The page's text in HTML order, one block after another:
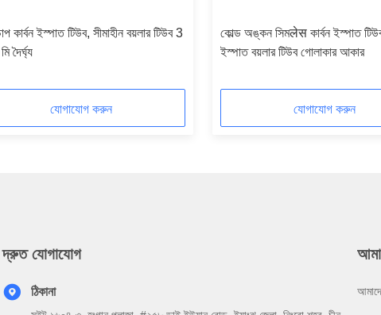
কার্বন ইস্পাত টিউব, সীমাহীন বয়লার টিউব 3
দৈর্ঘ্য
যোগাযোগ করুন
কোল্ড অঙ্কন সিমलेस কার্বন ইস্পাত
ইস্পাত বয়লার টিউব গোলাকার আকার
যোগাযোগ করুন
দ্রুত যোগাযোগ
ঠিকানা